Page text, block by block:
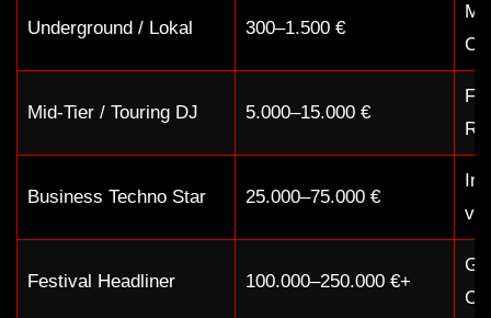
Underground / Lokal 300–1.500 €
Mid-Tier / Touring DJ 5.000–15.000 €
Business Techno Star 25.000–75.000 €
Festival Headliner 100.000–250.000 €+